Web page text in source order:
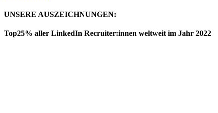
UNSERE AUSZEICHNUNGEN:
Top25% aller LinkedIn Recruiter:innen weltweit im Jahr 2022